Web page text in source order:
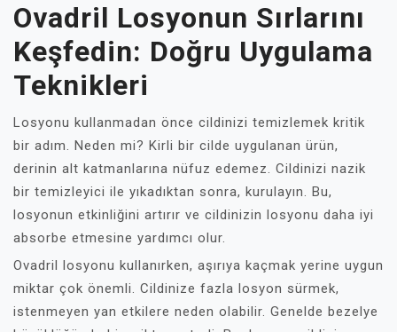
Ovadril Losyonun Sırlarını
Keşfedin: Doğru Uygulama
Teknikleri
Losyonu kullanmadan önce cildinizi temizlemek kritik
bir adım. Neden mi? Kirli bir cilde uygulanan ürün,
derinin alt katmanlarına nüfuz edemez. Cildinizi nazik
bir temizleyici ile yıkadıktan sonra, kurulayın. Bu,
losyonun etkinliğini artırır ve cildinizin losyonu daha iyi
absorbe etmesine yardımcı olur.
Ovadril losyonu kullanırken, aşırıya kaçmak yerine uygun
miktar çok önemli. Cildinize fazla losyon sürmek,
istenmeyen yan etkilere neden olabilir. Genelde bezelye